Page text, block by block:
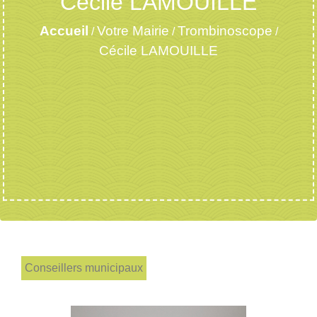
Accueil /Votre Mairie /Trombinoscope /
Cécile LAMOUILLE
Conseillers municipaux